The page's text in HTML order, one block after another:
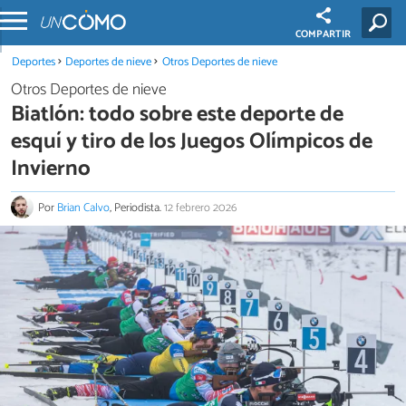
COMPARTIR
Deportes Deportes de nieve Otros Deportes de nieve
Otros Deportes de nieve
Biatlón: todo sobre este deporte de
esquí y tiro de los Juegos Olímpicos de
Invierno
PorBrian Calvo, Periodista.12 febrero 2026